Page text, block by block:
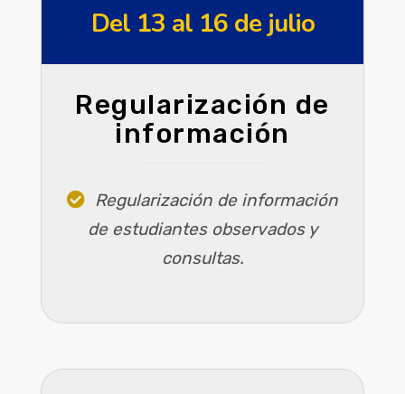
Del 13 al 16 de julio
Regularización de
información
Regularización de información
de estudiantes observados y
consultas.